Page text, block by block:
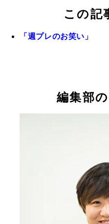
この記
「週プレのお笑い」
編集部